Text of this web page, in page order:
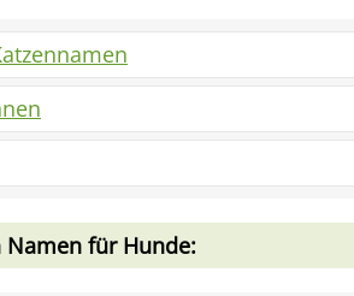
Namen für Hunde: